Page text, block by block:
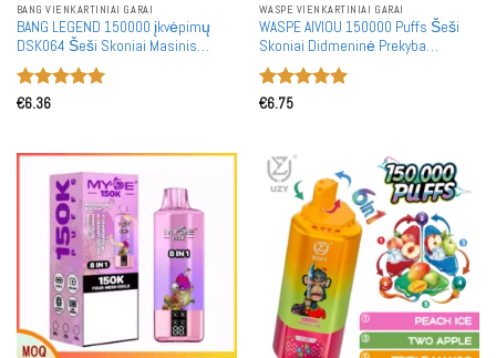
BANG VIENKARTINIAI GARAI
BANG LEGEND 150000 įkvėpimų
DSK064 Šeši Skoniai Masinis
Pirkimas Įkraunamas Vienkartinis
Garintuvas
Įvertinimas:
€6.36
WASPE VIENKARTINIAI GARAI
WASPE AIVIOU 150000 Puffs Šeši
Skoniai Didmeninė Prekyba
Įkraunami Vienkartiniai Garintuvai
Dideliu Kiekčiu
Įvertinimas:
€6.75